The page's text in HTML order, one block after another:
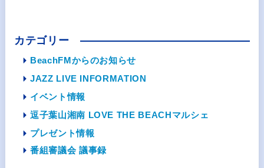
カテゴリー
BeachFMからのお知らせ
JAZZ LIVE INFORMATION
イベント情報
逗子葉山湘南 LOVE THE BEACHマルシェ
プレゼント情報
番組審議会 議事録